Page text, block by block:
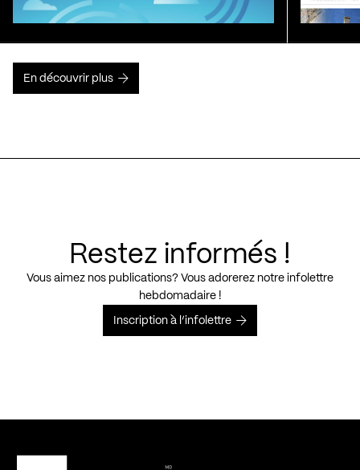
En découvrir plus
Restez informés !
Vous aimez nos publications? Vous adorerez notre infolettre
hebdomadaire !
Inscription à l’infolettre